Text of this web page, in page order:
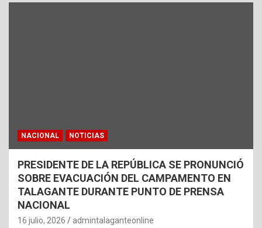
NACIONAL NOTICIAS
PRESIDENTE DE LA REPÚBLICA SE PRONUNCIÓ
SOBRE EVACUACIÓN DEL CAMPAMENTO EN
TALAGANTE DURANTE PUNTO DE PRENSA
NACIONAL
16 julio, 2026 admintalaganteonline